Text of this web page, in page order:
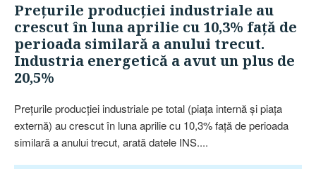
Preţurile producţiei industriale au
crescut în luna aprilie cu 10,3% faţă de
perioada similară a anului trecut.
Industria energetică a avut un plus de
20,5%
Preţurile producţiei industriale pe total (piaţa internă şi piaţa
externă) au crescut în luna aprilie cu 10,3% faţă de perioada
similară a anului trecut, arată datele INS....